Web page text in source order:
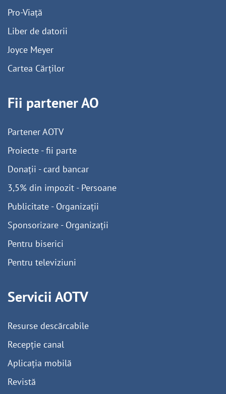
Pro-Viață
Liber de datorii
Joyce Meyer
Cartea Cărților
Fii partener AO
Partener AOTV
Proiecte - fii parte
Donații - card bancar
3,5% din impozit - Persoane
Publicitate - Organizații
Sponsorizare - Organizații
Pentru biserici
Pentru televiziuni
Servicii AOTV
Resurse descărcabile
Recepție canal
Aplicația mobilă
Revistă